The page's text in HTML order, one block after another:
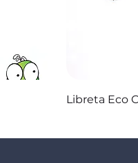
Libreta Eco